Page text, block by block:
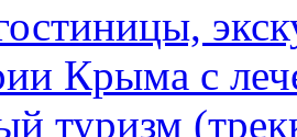
Крыма с
туризм